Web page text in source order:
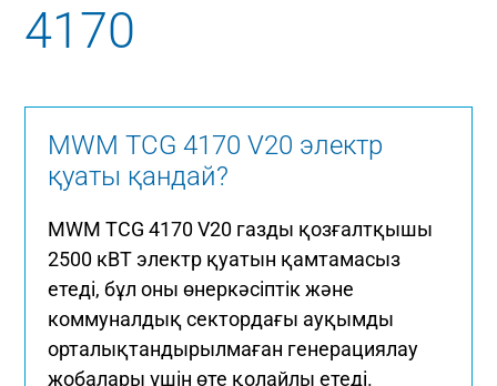
4170
MWM TCG 4170 V20 электр
қуаты қандай?
MWM TCG 4170 V20 газды қозғалтқышы
2500 кВТ электр қуатын қамтамасыз
етеді, бұл оны өнеркәсіптік және
коммуналдық сектордағы ауқымды
орталықтандырылмаған генерациялау
жобалары үшін өте қолайлы етеді.